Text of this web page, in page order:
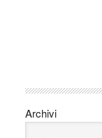
Archivi